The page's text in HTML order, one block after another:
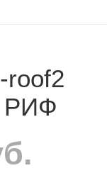
roof2
РИФ